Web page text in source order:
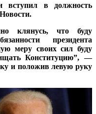
вступил в должность
клянусь, что буду
президента
меру своих сил буду
Конституцию”, —
и положив левую руку